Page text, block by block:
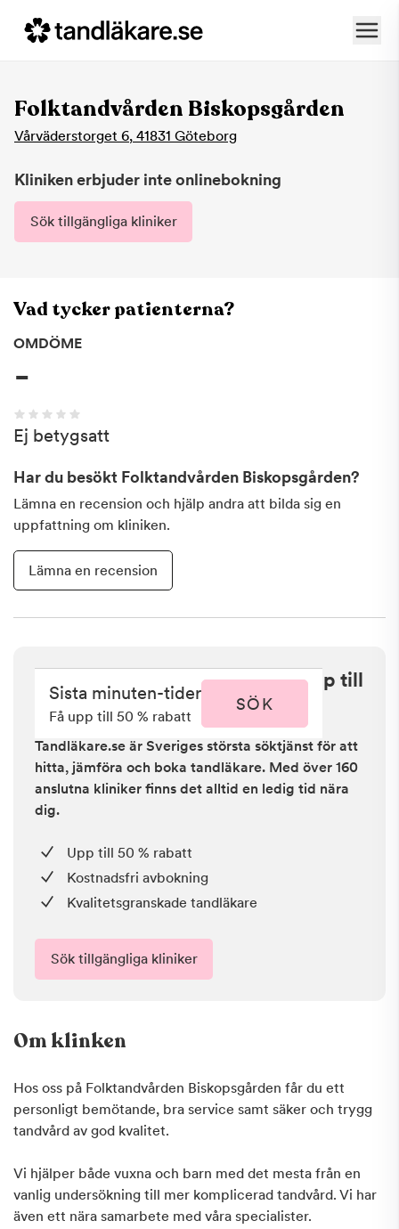
Folktandvården Biskopsgården
Vårväderstorget 6, 41831 Göteborg
Kliniken erbjuder inte onlinebokning
Sök tillgängliga kliniker
Vad tycker patienterna?
OMDÖME
-
Ej betygsatt
Har du besökt Folktandvården Biskopsgården?
Lämna en recension och hjälp andra att bilda sig en
uppfattning om kliniken.
Lämna en recension
Sista minuten i Göteborg - få upp till
50 % rabatt
Tandläkare.se är Sveriges största söktjänst för att
hitta, jämföra och boka tandläkare. Med över 160
anslutna kliniker finns det alltid en ledig tid nära
dig.
Upp till 50 % rabatt
Kostnadsfri avbokning
Kvalitetsgranskade tandläkare
Sök tillgängliga kliniker
Sista minuten-tider
Få upp till 50 % rabatt
SÖK
Om klinken
Hos oss på Folktandvården Biskopsgården får du ett
personligt bemötande, bra service samt säker och trygg
tandvård av god kvalitet.
Vi hjälper både vuxna och barn med det mesta från en
vanlig undersökning till mer komplicerad tandvård. Vi har
även ett nära samarbete med våra specialister.